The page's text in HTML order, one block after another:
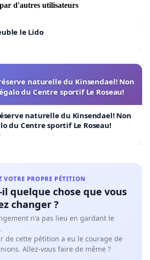
la-pilule-Saint-Quentin-
d'autres utilisateurs
le Lido
naturelle du Kinsendael! Non
du Centre sportif Le Roseau!
naturelle du Kinsendael! Non
du Centre sportif Le Roseau!
VOTRE PROPRE PÉTITION
il quelque chose que vous
changer ?
n'a pas lieu en gardant le
de cette pétition a eu le courage de
Allez-vous faire de même ?